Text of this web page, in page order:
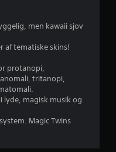
men kawaii sjov
af tematiske skins!
protanopi,
tritanopi,
lyde, magisk musik og
Magic Twins